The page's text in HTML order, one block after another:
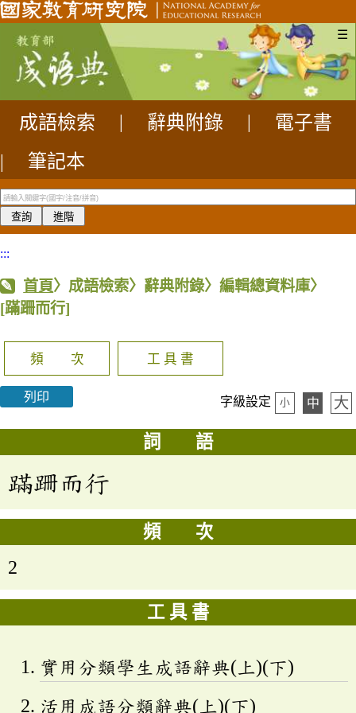
☰
成語檢索 辭典附錄
電子書
|
筆記本
:::
首頁〉成語檢索〉辭典附錄〉編輯總資料庫〉
[蹣跚而行]
頻 次 工 具 書
列印 字級設定 小 中 大
詞 語
蹣跚而行
頻 次
2
工 具 書
實用分類學生成語辭典(上)(下)
活用成語分類辭典(上)(下)